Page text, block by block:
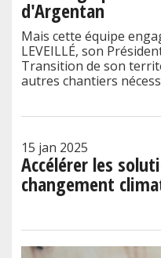
d'Argentan
Mais cette équipe
LEVEILLÉ, son
Transition de son
autres chantiers nécess
15 jan 2025
Accélérer les
changement